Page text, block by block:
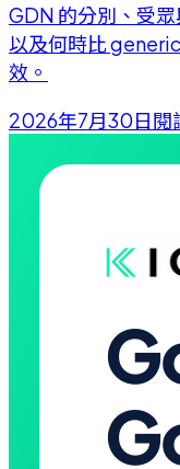
GDN 的分別、受
以及何時比
效。
2026年7月30日閱